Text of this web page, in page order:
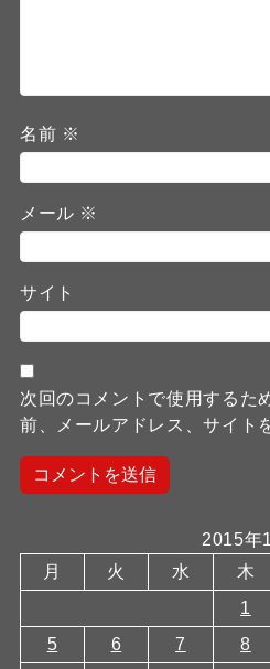
名前 ※
メール ※
サイト
次回のコメントで使用するた
前、メールアドレス、サイト
2015年
月
火 水 木
1
5
6 7 8